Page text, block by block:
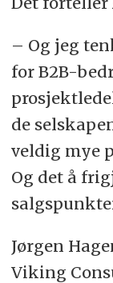
– Og jeg
for B2B-
de
veldig mye
Og det å
Jørgen
Viking